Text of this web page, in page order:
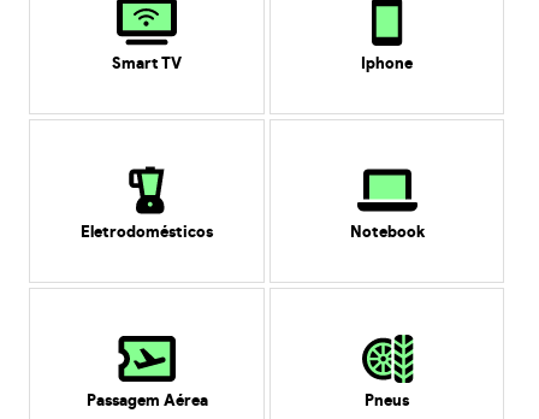
Smart TV Iphone
Eletrodomésticos Notebook
Passagem Aérea Pneus